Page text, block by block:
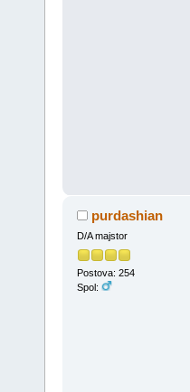
purdashian
D/A majstor
Postova: 254
Spol: